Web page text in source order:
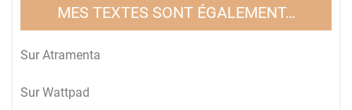
MES TEXTES SONT ÉGALEMENT…
Sur Atramenta
Sur Wattpad